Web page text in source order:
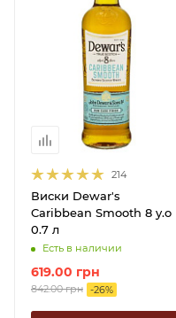
214
Виски Dewar's
Caribbean Smooth 8 y.o
0.7 л
Есть в наличии
619.00 грн
842.00грн -26%